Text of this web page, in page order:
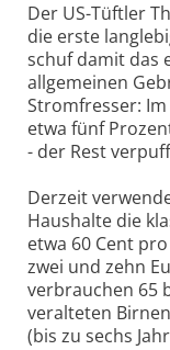
Der US-Tüftler
die erste
schuf damit das
allgemeinen
Stromfresser:
etwa fünf
- der Rest
Derzeit
Haushalte die
etwa 60 Cent
zwei und zehn
verbrauchen 65
veralteten
(bis zu sechs